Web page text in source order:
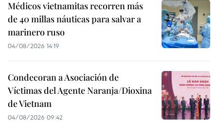
Médicos vietnamitas recorren más
de 40 millas náuticas para salvar a
marinero ruso
04/08/2026 14:19
Condecoran a Asociación de
Víctimas del Agente Naranja/Dioxina
de Vietnam
04/08/2026 09:42